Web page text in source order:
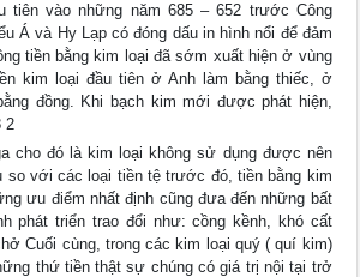
tiên vào những năm 685 – 652 trước Công
Á và Hy Lạp có đóng dấu in hình nổi để đảm
tiền bằng kim loại đã sớm xuất hiện ở vùng
kim loại đầu tiên ở Anh làm bằng thiếc, ở
đồng. Khi bạch kim mới được phát hiện,
2
cho đó là kim loại không sử dụng được nên
so với các loại tiền tệ trước đó, tiền bằng kim
ưu điểm nhất định cũng đưa đến những bất
phát triển trao đổi như: cồng kềnh, khó cất
Cuối cùng, trong các kim loại quý ( quí kim)
thứ tiền thật sự chúng có giá trị nội tại trở